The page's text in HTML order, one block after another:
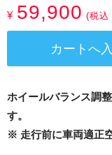
15インチ：夏タ
16インチ：夏タ
17インチ：夏タ
18インチ：夏タ
¥ 59,900 (税込
ホイールバランス調
す。
※ 走行前に車両適正